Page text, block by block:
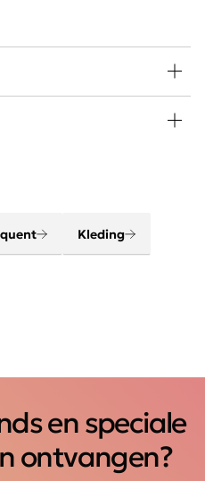
centraal bij
van deze tijd.
Kleding
en speciale
ontvangen?